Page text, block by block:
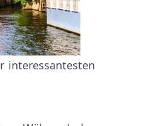
interessantesten